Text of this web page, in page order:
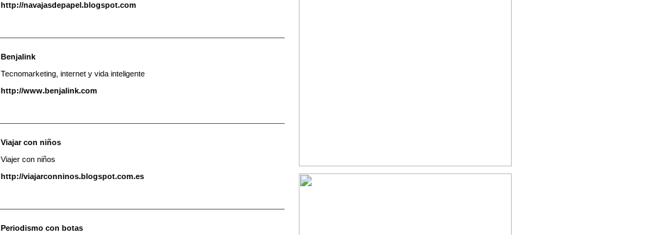
http://navajasdepapel.blogspot.com
Benjalink
Tecnomarketing, internet y vida inteligente
http://www.benjalink.com
Viajar con niños
Viajer con niños
http://viajarconninos.blogspot.com.es
Periodismo con botas